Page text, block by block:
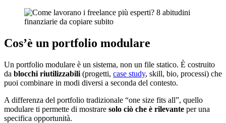
Cos’è un portfolio modulare
Un portfolio modulare è un sistema, non un file statico. È costruito
da blocchi riutilizzabili (progetti, case study, skill, bio, processi) che
puoi combinare in modi diversi a seconda del contesto.
A differenza del portfolio tradizionale “one size fits all”, quello
modulare ti permette di mostrare solo ciò che è rilevante per una
specifica opportunità.